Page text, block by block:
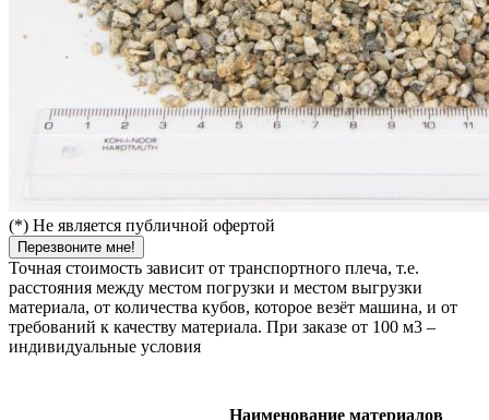
(*) Не является публичной офертой
Перезвоните мне!
Точная стоимость зависит от транспортного плеча, т.е.
расстояния между местом погрузки и местом выгрузки
материала, от количества кубов, которое везёт машина, и от
требований к качеству материала. При заказе от 100 м3 –
индивидуальные условия
Наименование материалов